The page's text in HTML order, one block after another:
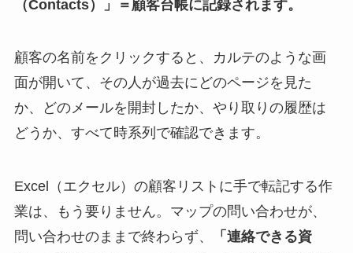
（Contacts）」＝顧客台帳に記録されます。
顧客の名前をクリックすると、カルテのような画
面が開いて、その人が過去にどのページを見た
か、どのメールを開封したか、やり取りの履歴は
どうか、すべて時系列で確認できます。
Excel（エクセル）の顧客リストに手で転記する作
業は、もう要りません。マップの問い合わせが、
問い合わせのままで終わらず、
「連絡できる資